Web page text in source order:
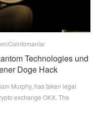
Coinfomania/
Technologies und
Doge Hack
Murphy, has taken legal
exchange OKX. The